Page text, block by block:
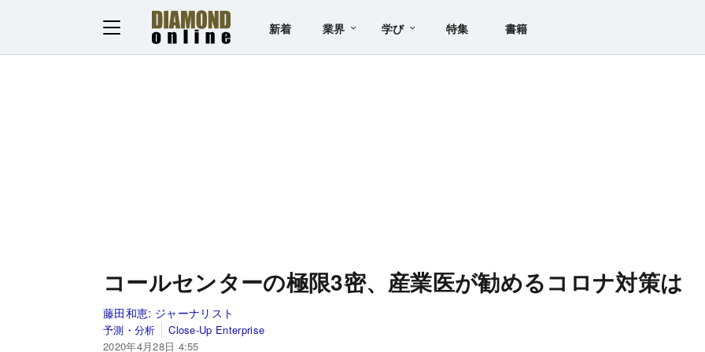
新着 業界 学び 特集 書籍
コールセンターの極限3密、産業医が勧めるコロナ対策は
藤田和恵: ジャーナリスト
予測・分析
Close-Up Enterprise
2020年4月28日 4:55